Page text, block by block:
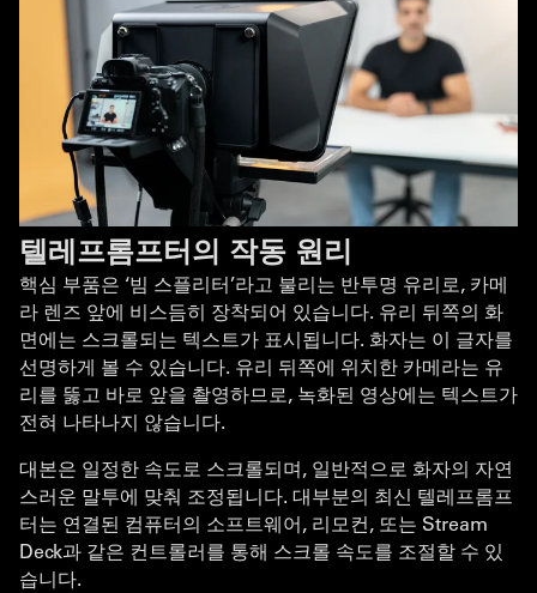
텔레프롬프터의 작동 원리
핵심 부품은 ‘빔 스플리터’라고 불리는 반투명 유리로, 카메
라 렌즈 앞에 비스듬히 장착되어 있습니다. 유리 뒤쪽의 화
면에는 스크롤되는 텍스트가 표시됩니다. 화자는 이 글자를
선명하게 볼 수 있습니다. 유리 뒤쪽에 위치한 카메라는 유
리를 뚫고 바로 앞을 촬영하므로, 녹화된 영상에는 텍스트가
전혀 나타나지 않습니다.
대본은 일정한 속도로 스크롤되며, 일반적으로 화자의 자연
스러운 말투에 맞춰 조정됩니다. 대부분의 최신 텔레프롬프
터는 연결된 컴퓨터의 소프트웨어, 리모컨, 또는 Stream
Deck과 같은 컨트롤러를 통해 스크롤 속도를 조절할 수 있
습니다.